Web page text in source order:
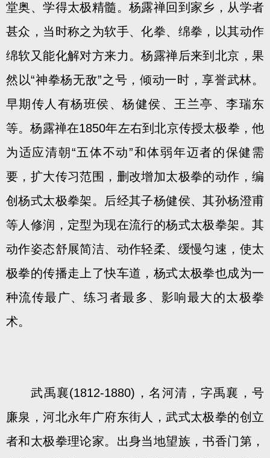
堂奥、学得太极精髓。杨露禅回到家乡，从学者
甚众，当时称之为软手、化拳、绵拳，以其动作
绵软又能化解对方来力。杨露禅后来到北京，果
然以“神拳杨无敌”之号，倾动一时，享誉武林。
早期传人有杨班侯、杨健侯、王兰亭、李瑞东
等。杨露禅在1850年左右到北京传授太极拳，他
为适应清朝“五体不动”和体弱年迈者的保健需
要，扩大传习范围，删改增加太极拳的动作，编
创杨式太极拳架。后经其子杨健侯、其孙杨澄甫
等人修润，定型为现在流行的杨式太极拳架。其
动作姿态舒展简洁、动作轻柔、缓慢匀速，使太
极拳的传播走上了快车道，杨式太极拳也成为一
种流传最广、练习者最多、影响最大的太极拳
术。
武禹襄(1812-1880)，名河清，字禹襄，号
廉泉，河北永年广府东街人，武式太极拳的创立
者和太极拳理论家。出身当地望族，书香门第，